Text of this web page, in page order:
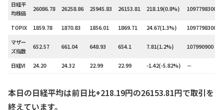
日経平
均株価
26086.78 26258.86 25945.83 26153.81 218.19(0.8%) 1097798300
TOPIX 1859.78 1870.83 1856.01 1869.71 24.67(1.3%)
1097798300
マザー
ズ指数
652.57 661.04 648.93 654.1 7.81(1.2%) 107990900
日経VI 24.20 24.32 22.99 22.99 -1.42(-5.82%) －
本日の日経平均は前日比+218.19円の26153.81円で取引を
終えています。